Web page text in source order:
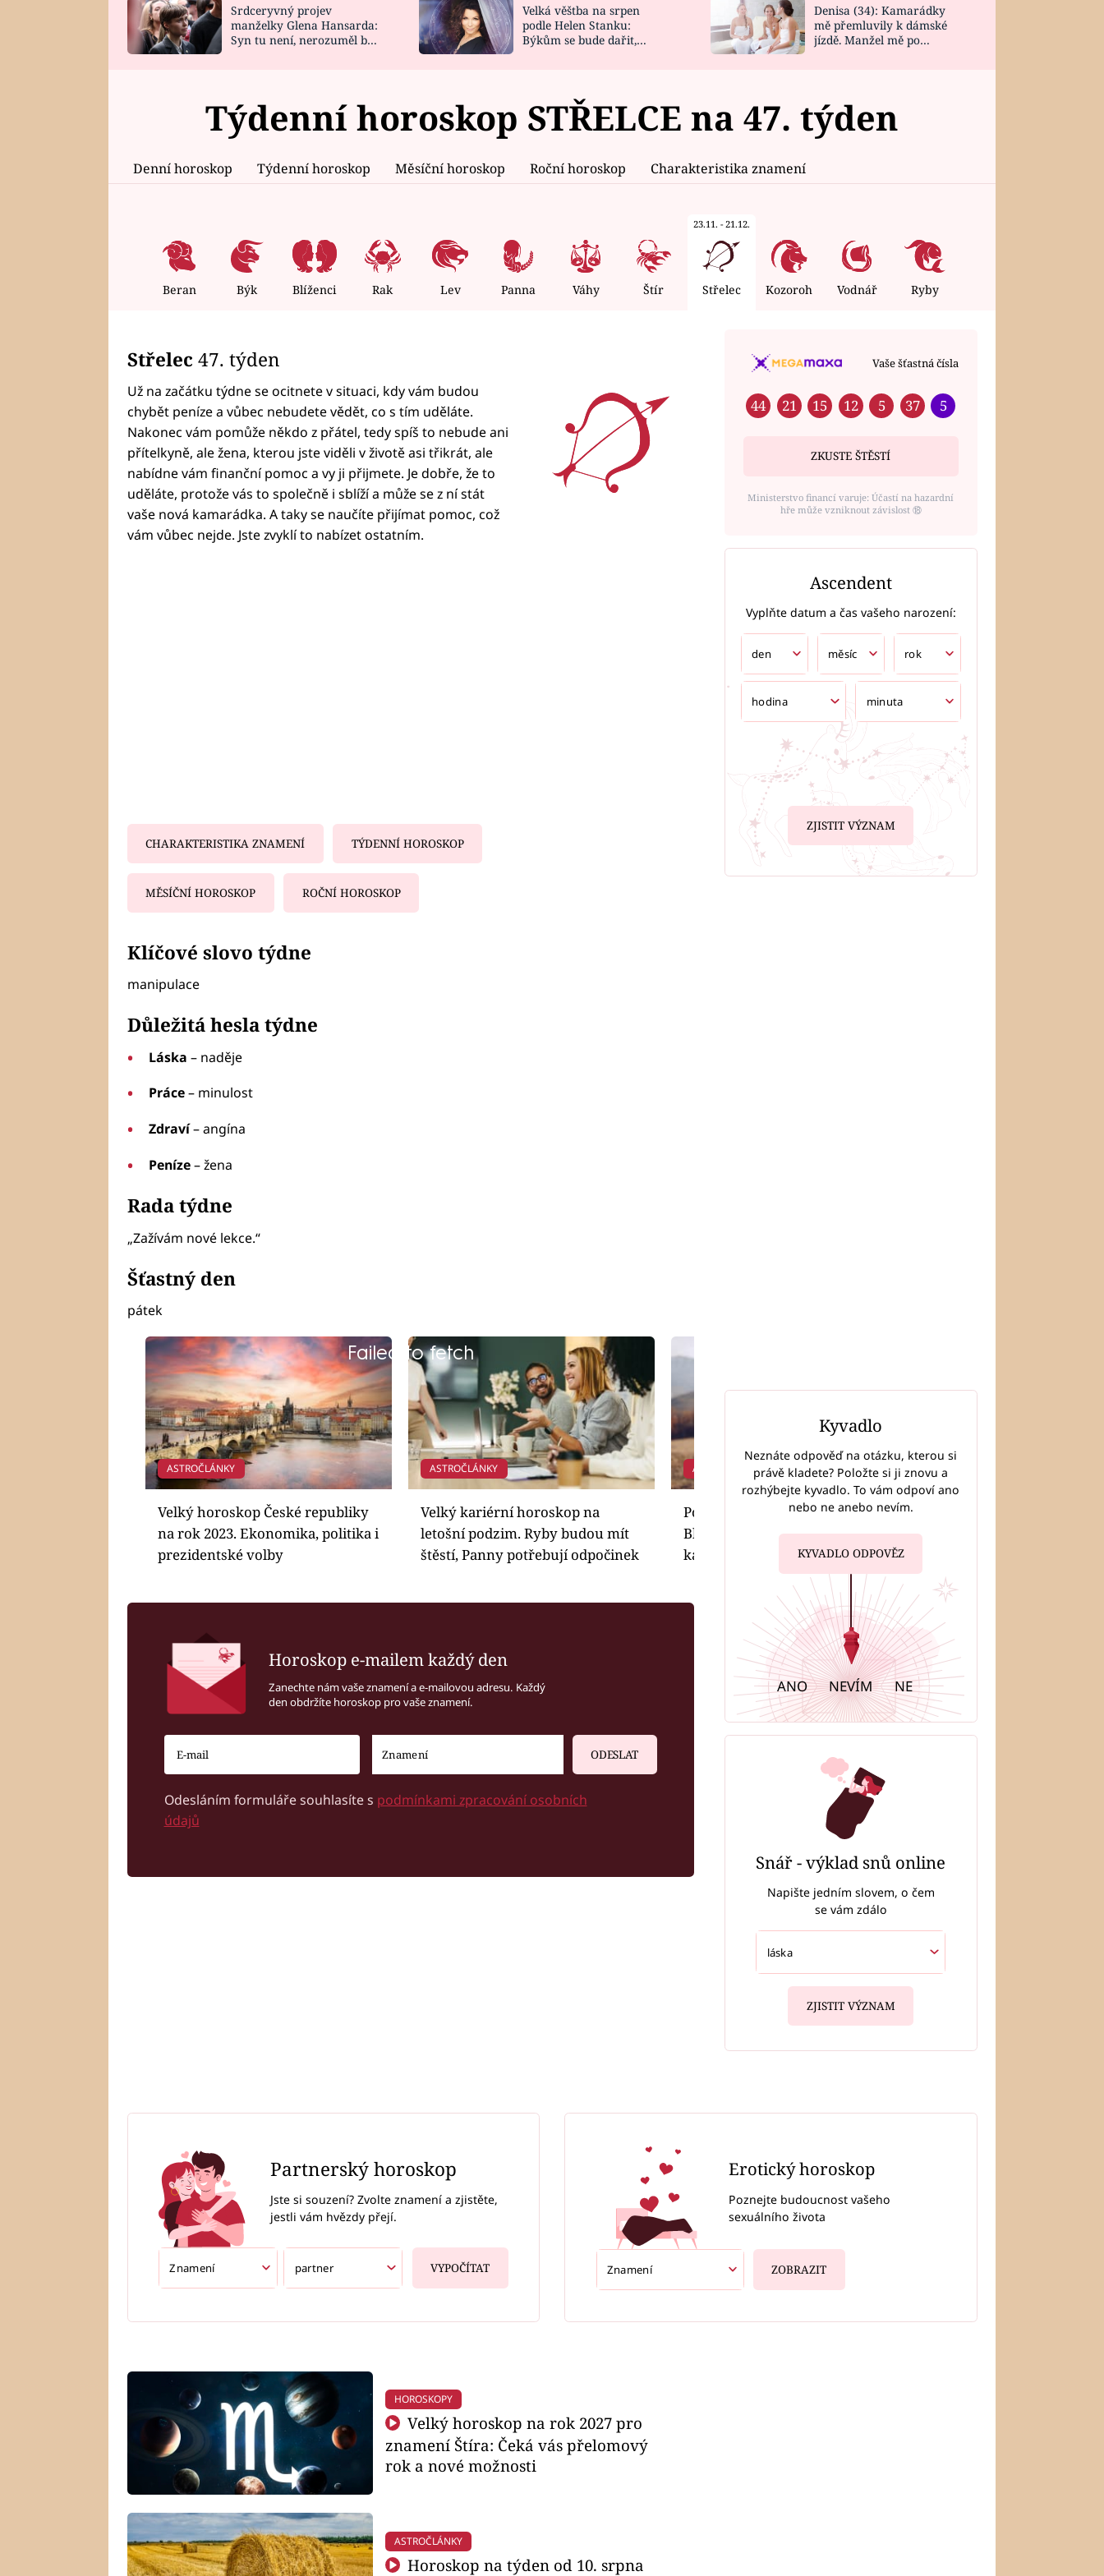
HOROSKOP NA
CELEBRITY
VAŘENÍ
NOVINKY
VIDEORECEPTY
DESIGN
Srdceryvný projev
manželky Glena Hansarda:
Syn tu není, nerozuměl by
Velká věštba na srpen
podle Helen Stanku:
Býkům se bude dařit,
Denisa (34): Kamarádky
mě přemluvily k dámské
jízdě. Manžel mě po
Týdenní horoskop STŘELCE na 47. týden
Denní horoskop Týdenní horoskop Měsíční horoskop Roční horoskop Charakteristika znamení
Beran Býk Blíženci Rak Lev Panna Váhy Štír
23.11. - 21.12.
Střelec Kozoroh Vodnář Ryby
Střelec 47. týden
Už na začátku týdne se ocitnete v situaci, kdy vám budou
chybět peníze a vůbec nebudete vědět, co s tím uděláte.
Nakonec vám pomůže někdo z přátel, tedy spíš to nebude ani
přítelkyně, ale žena, kterou jste viděli v životě asi třikrát, ale
nabídne vám finanční pomoc a vy ji přijmete. Je dobře, že to
uděláte, protože vás to společně i sblíží a může se z ní stát
vaše nová kamarádka. A taky se naučíte přijímat pomoc, což
vám vůbec nejde. Jste zvyklí to nabízet ostatním.
CHARAKTERISTIKA ZNAMENÍ TÝDENNÍ HOROSKOP
MĚSÍČNÍ HOROSKOP ROČNÍ HOROSKOP
Klíčové slovo týdne
manipulace
Důležitá hesla týdne
Láska – naděje
Práce– minulost
Zdraví– angína
Peníze– žena
Rada týdne
„Zažívám nové lekce.“
Šťastný den
pátek
Failed to fetch
ASTROČLÁNKY
Velký horoskop České republiky
na rok 2023. Ekonomika, politika i
prezidentské volby
ASTROČLÁNKY
Velký kariérní horoskop na
letošní podzim. Ryby budou mít
štěstí, Panny potřebují odpočinek
ASTROČLÁNKY
Podzimní horoskop štěstí:
Blíženci budou mít úspěch v
kariéře, Panny v partnerství
Horoskop e-mailem každý den
Zanechte nám vaše znamení a e-mailovou adresu. Každý
den obdržíte horoskop pro vaše znamení.
ODESLAT
Odesláním formuláře souhlasíte s podmínkami zpracování osobních
údajů
Vaše šťastná čísla
44 21 15 12 5 37 5
ZKUSTE ŠTĚSTÍ
Ministerstvo financí varuje: Účastí na hazardní
hře může vzniknout závislost ⑱
Ascendent
Vyplňte datum a čas vašeho narození:
ZJISTIT VÝZNAM
Kyvadlo
Neznáte odpověď na otázku, kterou si
právě kladete? Položte si ji znovu a
rozhýbejte kyvadlo. To vám odpoví ano
nebo ne anebo nevím.
KYVADLO ODPOVĚZ
ANO NEVÍM NE
Snář - výklad snů online
Napište jedním slovem, o čem
se vám zdálo
ZJISTIT VÝZNAM
Partnerský horoskop
Jste si souzení? Zvolte znamení a zjistěte,
jestli vám hvězdy přejí.
VYPOČÍTAT
Erotický horoskop
Poznejte budoucnost vašeho
sexuálního života
ZOBRAZIT
HOROSKOPY
Velký horoskop na rok 2027 pro
znamení Štíra: Čeká vás přelomový
rok a nové možnosti
ASTROČLÁNKY
Horoskop na týden od 10. srpna